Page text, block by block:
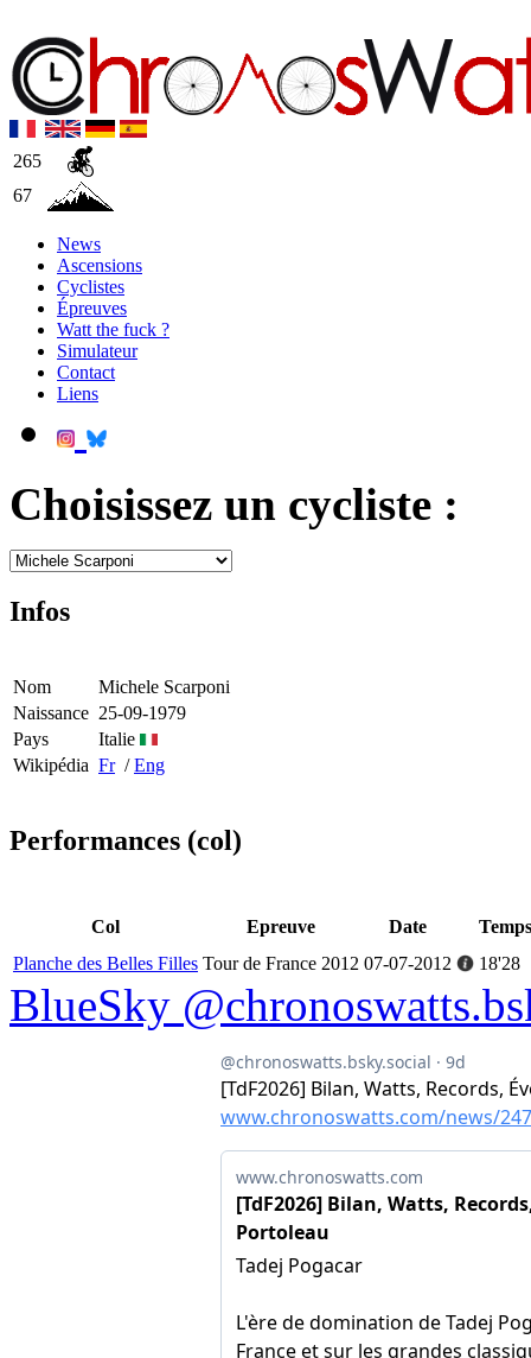
265
67
News
Ascensions
Cyclistes
Épreuves
Watt the fuck ?
Simulateur
Contact
Liens
Choisissez un cycliste :
Infos
Nom
Michele Scarponi
Naissance 25-09-1979
Pays
Italie
Wikipédia Fr/Eng
Performances (col)
Col Epreuve Date
Temps
Planche des Belles Filles Tour de France 2012 07-07-2012 18'28
BlueSky